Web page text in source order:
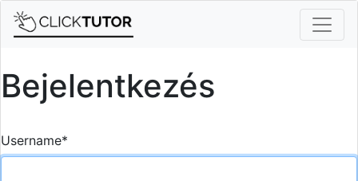
Bejelentkezés
Username*